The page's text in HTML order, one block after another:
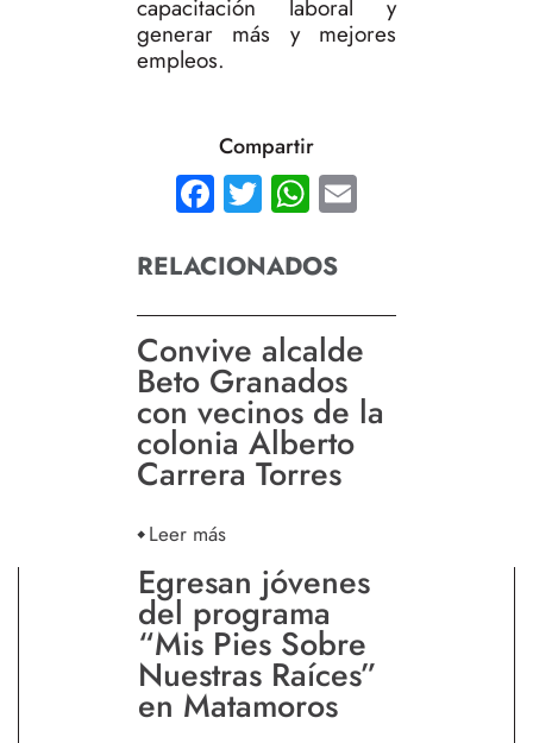
capacitación laboral y
generar más y mejores
empleos.
Compartir
Facebook
TwitterWhatsApp
RELACIONADOS
Convive alcalde
Beto Granados
con vecinos de la
colonia Alberto
Carrera Torres
Leer más
Egresan jóvenes
del programa
“Mis Pies Sobre
Nuestras Raíces”
en Matamoros